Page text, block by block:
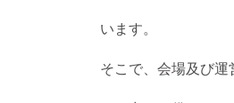
います。
そこで、会場及び